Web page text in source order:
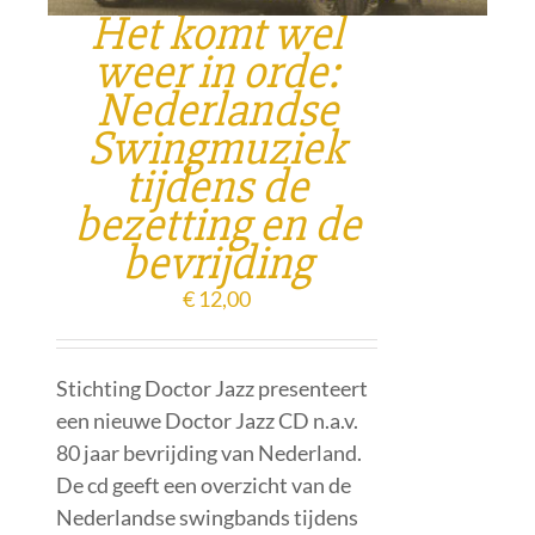
Het komt wel
weer in orde:
Nederlandse
Swingmuziek
tijdens de
bezetting en de
bevrijding
€ 12,00
Stichting Doctor Jazz presenteert
een nieuwe Doctor Jazz CD n.a.v.
80 jaar bevrijding van Nederland.
De cd geeft een overzicht van de
Nederlandse swingbands tijdens